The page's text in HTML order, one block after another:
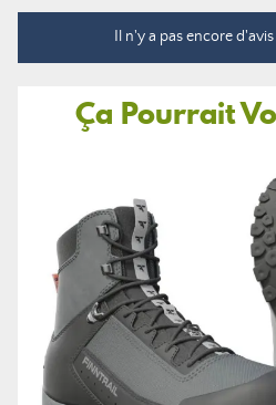
Il n'y a pas encore
Ça Pourrait